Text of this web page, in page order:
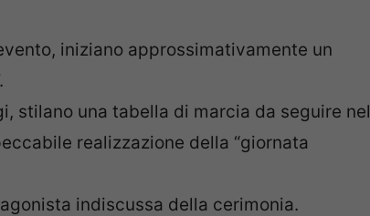
iniziano approssimativamente un
stilano una tabella di marcia da seguire nel
realizzazione della “giornata
indiscussa della cerimonia.